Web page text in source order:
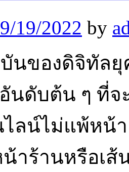
19/2022 by
นของดิจิทัล
นดับต้น ๆ ที่จ
ลน์ไม่แพ้หน้า
าร้านหรือเส้